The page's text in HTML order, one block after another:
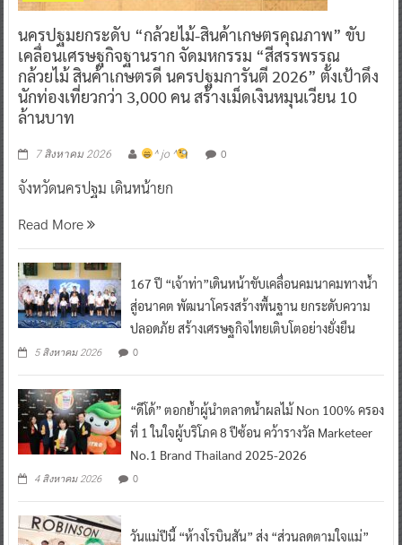
นครปฐมยกระดับ “กล้วยไม้-สินค้าเกษตรคุณภาพ” ขับ
เคลื่อนเศรษฐกิจฐานราก จัดมหกรรม “สีสรรพรรณ
กล้วยไม้ สินค้าเกษตรดี นครปฐมการันตี 2026” ตั้งเป้าดึง
นักท่องเที่ยวกว่า 3,000 คน สร้างเม็ดเงินหมุนเวียน 10
ล้านบาท
7 สิงหาคม 2026 ^ jo ^ 0
จังหวัดนครปฐม เดินหน้ายก
Read More
167 ปี “เจ้าท่า”เดินหน้าขับเคลื่อนคมนาคมทางน้ำ
สู่อนาคต พัฒนาโครงสร้างพื้นฐาน ยกระดับความ
ปลอดภัย สร้างเศรษฐกิจไทยเติบโตอย่างยั่งยืน
5 สิงหาคม 2026 0
“ดีโด้” ตอกย้ำผู้นำตลาดน้ำผลไม้ Non 100% ครอง
ที่ 1 ในใจผู้บริโภค 8 ปีซ้อน คว้ารางวัล Marketeer
No.1 Brand Thailand 2025-2026
4 สิงหาคม 2026 0
วันแม่ปีนี้ “ห้างโรบินสัน” ส่ง “ส่วนลดตามใจแม่”